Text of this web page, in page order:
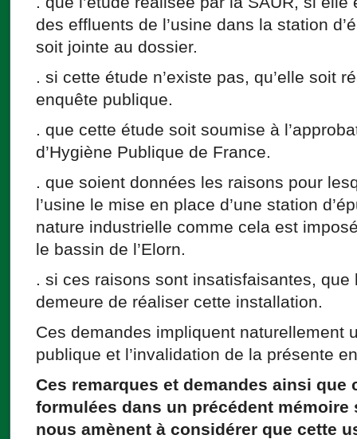
des effluents de l’usine dans la station
soit jointe au dossier.
. si cette étude n’existe pas, qu’elle soit
enquête publique.
. que cette étude soit soumise à
d’Hygiène Publique de France.
. que soient données les raisons pour
l’usine le mise en place d’une station
nature industrielle comme cela est
le bassin de l’Elorn.
. si ces raisons sont insatisfaisantes, que
demeure de réaliser cette installation.
Ces demandes impliquent naturellement
publique et l’invalidation de la présente
Ces remarques et demandes ainsi que
formulées dans un précédent mémoire
nous amènent à considérer que cette